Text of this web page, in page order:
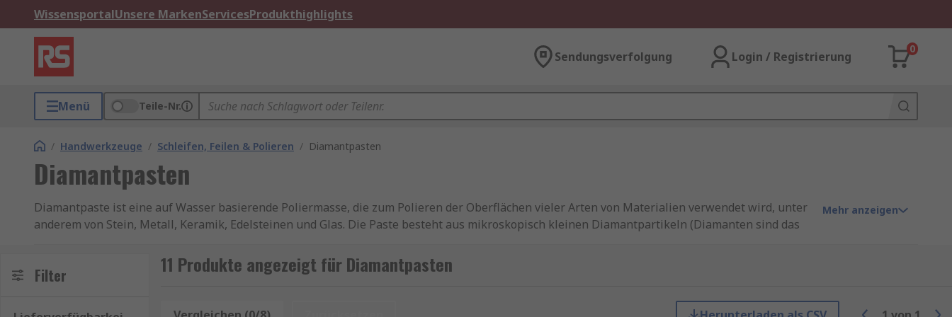
WissensportalUnsere MarkenServicesProdukthighlights
Sendungsverfolgung Login / Registrierung
0
Menü Teile-Nr.
/ Handwerkzeuge / Schleifen, Feilen & Polieren / Diamantpasten
Diamantpasten
Diamantpaste ist eine auf Wasser basierende Poliermasse, die zum Polieren der Oberflächen vieler Arten von Materialien verwendet wird, unter
anderem von Stein, Metall, Keramik, Edelsteinen und Glas. Die Paste besteht aus mikroskopisch kleinen Diamantpartikeln (Diamanten sind das
zum Reinigen von Oberflächen verwendet werden, da sie aufgrund ihrer Konsistenz in kleine Nuten gelangen kann, um Schmutz zu entfernen.
Diamantpaste wird in Tuben oder Dosierspritzen geliefert, um eine genaue Dosierung zu ermöglichen.
Vorteile von Diamantpaste
Mehr anzeigen
Filter 11 Produkte angezeigt für Diamantpasten